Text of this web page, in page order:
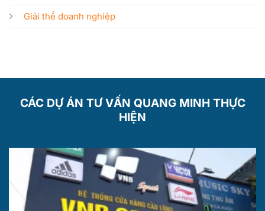
Giải thể doanh nghiệp
CÁC DỰ ÁN TƯ VẤN QUANG MINH THỰC
HIỆN